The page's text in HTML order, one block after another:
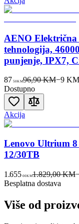
AENO Električna
tehnologija,
punjenje, IPX7,
87 50KM96,90 KM−9KM
Dostupno
Akcija
Lenovo Ultrium
12/30TB
1.655 00KM1.829,00 KM
Besplatna dostava
Više od